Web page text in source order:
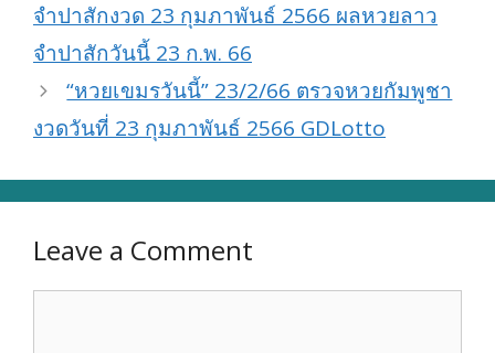
จำปาสักงวด 23 กุมภาพันธ์ 2566 ผลหวยลาว
จำปาสักวันนี้ 23 ก.พ. 66
“หวยเขมรวันนี้” 23/2/66 ตรวจหวยกัมพูชา
งวดวันที่ 23 กุมภาพันธ์ 2566 GDLotto
Leave a Comment